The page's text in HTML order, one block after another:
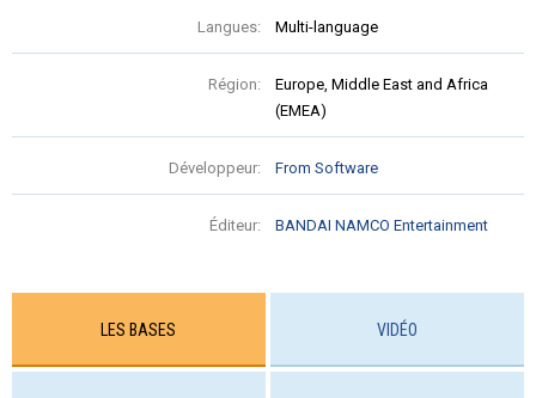
Langues: Multi-language
Région:
Europe, Middle East and Africa
(EMEA)
Développeur: From Software
Éditeur: BANDAI NAMCO Entertainment
LES BASES VIDÉO